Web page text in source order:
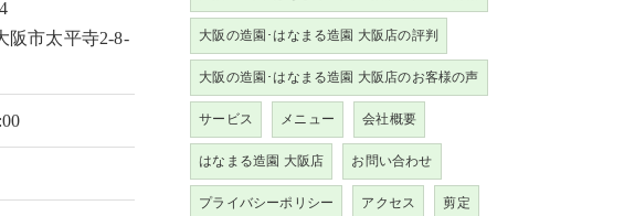
阪市太平寺2-8-
大阪の造園･はなまる造園 大阪店の評判
大阪の造園･はなまる造園 大阪店のお客様の声
サービス メニュー 会社概要
はなまる造園 大阪店 お問い合わせ
プライバシーポリシー アクセス 剪定